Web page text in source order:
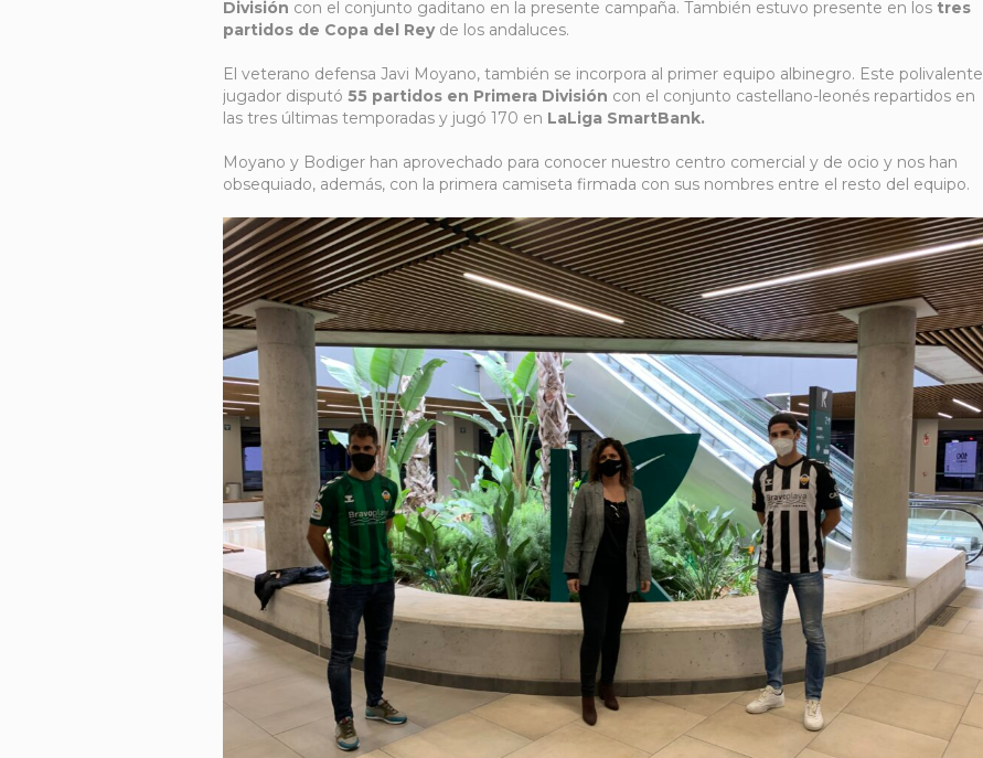
División con el conjunto gaditano en la presente campaña. También estuvo presente en los tres
partidos de Copa del Reyde los andaluces.
El veterano defensa Javi Moyano, también se incorpora al primer equipo albinegro. Este polivalente
jugador disputó 55 partidos en Primera División con el conjunto castellano-leonés repartidos en
las tres últimas temporadas y jugó 170 en LaLiga SmartBank.
Moyano y Bodiger han aprovechado para conocer nuestro centro comercial y de ocio y nos han
obsequiado, además, con la primera camiseta firmada con sus nombres entre el resto del equipo.